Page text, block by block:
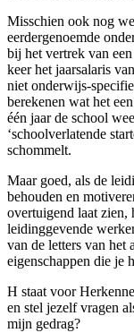
Misschien ook nog
eerdergenoemde
bij het vertrek van
keer het jaarsalaris
niet onderwijs-
berekenen wat het
één jaar de school
‘schoolverlatende
schommelt.
Maar goed, als de
behouden en
overtuigend laat zien,
leidinggevende
van de letters van
eigenschappen die je
H staat voor
en stel jezelf vragen
mijn gedrag?